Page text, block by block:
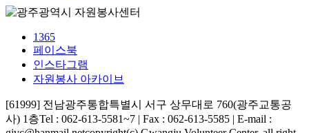
1365
페이스북
인스타그램
자원봉사 아카이브
[61999] 전남광주통합특별시 서구 상무대로 760(광주교통공
사) 1층Tel : 062-613-5581~7 | Fax : 062-613-5585 | E-mail :